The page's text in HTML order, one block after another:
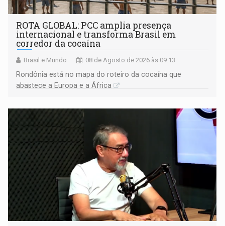
ROTA GLOBAL: PCC amplia presença
internacional e transforma Brasil em
corredor da cocaína
Brasil e Mundo 08 de Agosto de 2026 às 09:13
Rondônia está no mapa do roteiro da cocaína que
abastece a Europa e a África